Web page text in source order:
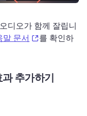
디오가 함께 잘립니
말 문서 (opens in a
를 확인하
추가하기